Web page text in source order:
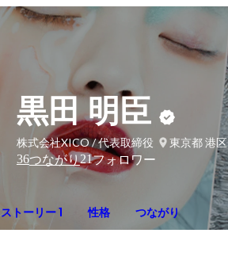
黒田 明臣
株式会社XICO / 代表取締役
東京都 港区
36つながり21フォロワー
ストーリー 1 性格 つながり